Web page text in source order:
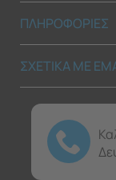
ΠΛΗΡΟΦΟΡΙΕΣ
ΣΧΕΤΙΚΑ ΜΕ